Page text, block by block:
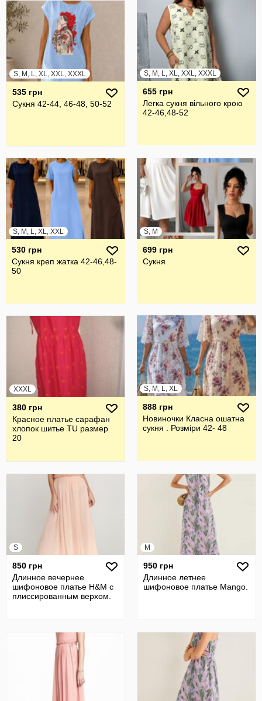
S, M, L, XL, XXL, XXXL
535 грн
Сукня 42-44, 46-48, 50-52
S, M, L, XL, XXL, XXXL
655 грн
Легка сукня вільного крою
42-46,48-52
S, M, L, XL, XXL
530 грн
Сукня креп жатка 42-46,48-
50
S, M
699 грн
Сукня
XXXL
380 грн
Красное платье сарафан
хлопок шитье TU размер
20
S, M, L, XL
888 грн
Новиночки Класна ошатна
сукня . Розміри 42- 48
S
850 грн
Длинное вечернее
шифоновое платье H&M с
плиссированным верхом.
M
950 грн
Длинное летнее
шифоновое платье Mango.